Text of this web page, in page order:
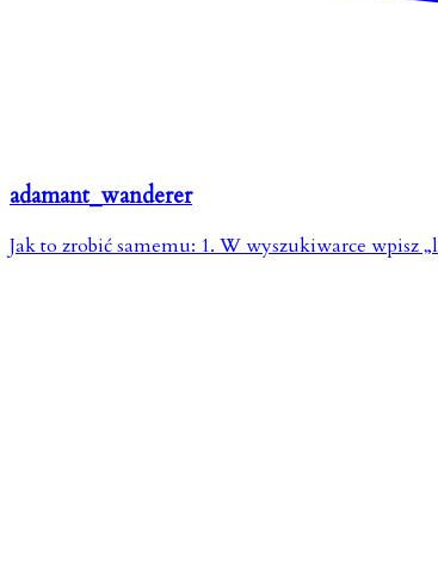
adamant_wanderer
Jak to zrobić samemu: 1. W wyszukiwarce wpisz „l